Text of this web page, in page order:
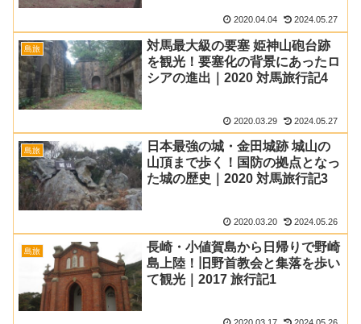
2020.04.04 2024.05.27
島旅
対馬最大級の要塞 姫神山砲台跡
を観光！要塞化の背景にあったロ
シアの進出｜2020 対馬旅行記4
2020.03.29 2024.05.27
島旅
日本最強の城・金田城跡 城山の
山頂まで歩く！国防の拠点となっ
た城の歴史｜2020 対馬旅行記3
2020.03.20 2024.05.26
島旅
長崎・小値賀島から日帰りで野崎
島上陸！旧野首教会と集落を歩い
て観光｜2017 旅行記1